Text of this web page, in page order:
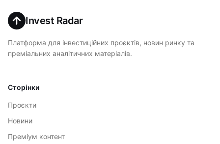
Invest Radar
Платформа для інвестиційних проєктів, новин ринку та
преміальних аналітичних матеріалів.
Сторінки
Проєкти
Новини
Преміум контент